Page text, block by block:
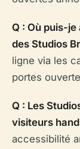
Q : Où puis-
des Studios
ligne via les
portes
Q : Les
visiteurs
accessibilité